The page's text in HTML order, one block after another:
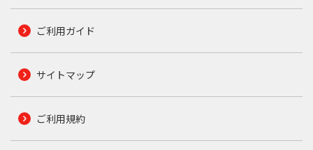
ご利用ガイド
サイトマップ
ご利用規約